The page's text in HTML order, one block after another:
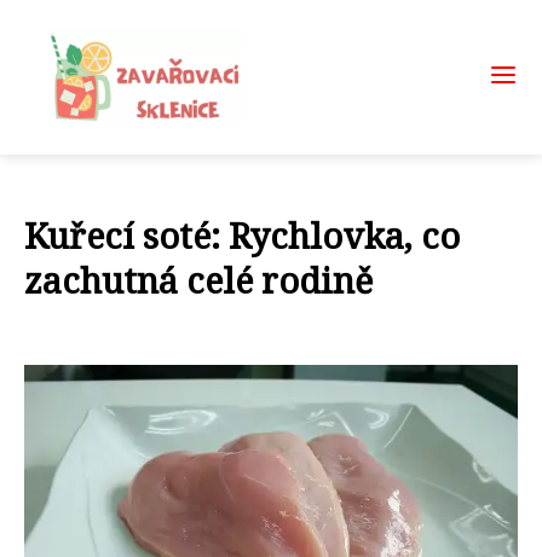
Kuřecí soté: Rychlovka, co
zachutná celé rodině